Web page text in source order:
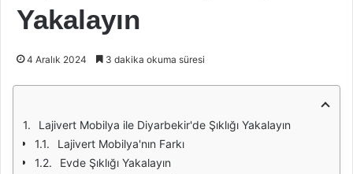
Yakalayın
4 Aralık 2024 3 dakika okuma süresi
Lajivert Mobilya ile Diyarbekir'de Şıklığı Yakalayın
Lajivert Mobilya'nın Farkı
Evde Şıklığı Yakalayın